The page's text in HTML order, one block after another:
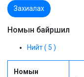
Захиалах
Номын байршил
Нийт ( 5 )
Номын